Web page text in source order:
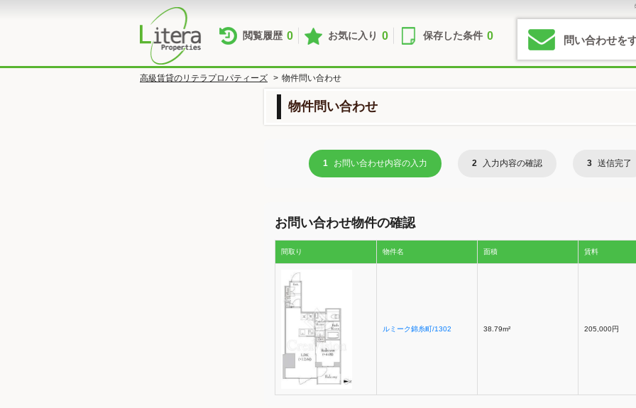
閲覧履歴 0 お気に入り 0 保存した条件 0 問い合わせを
高級賃貸のリテラプロパティーズ > 物件問い合わせ
物件問い合わせ
1 お問い合わせ内容の入力 2 入力内容の確認 3 送信完了
お問い合わせ物件の確認
間取り 物件名 面積 賃料
ルミーク錦糸町/1302 38.79m² 205,000円